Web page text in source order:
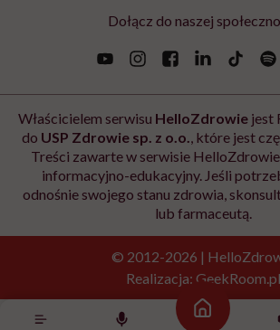
Strona główna
Dołącz do naszej
Właścicielem serwisu HelloZdrowiejest
do USP Zdrowie sp. z o.o., które jest
Treści zawarte w serwisie
informacyjno-edukacyjny. Jeśli
odnośnie swojego stanu zdrowia,
lub farmaceutą.
© 2012-2026 |
Realizacja: GeekRoom.pl